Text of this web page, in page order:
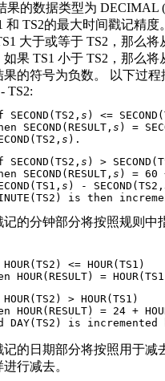
果的数据类型为 DECIMAL
和 TS2的最大时间戳记精度。
大于或等于 TS2，那么将
果 TS1 小于 TS2，那么将
果的符号为负数。 以下过
TS2:
SECOND(TS2,
s ) <=
SECOND(RESULT,
s ) =
s ).
SECOND(TS2,
s ) >
SECOND(RESULT,
s ) = 60
s ) - SECOND(TS2,
is then
记的分钟部分将按照规则中
HOUR(TS2) <= HOUR(TS1)
HOUR(RESULT) =
HOUR(TS2) > HOUR(TS1)
HOUR(RESULT) = 24 +
DAY(TS2) is incremented
记的日期部分将按照用于减
行减去。